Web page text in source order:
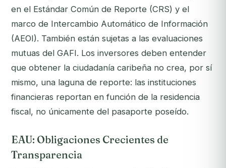
en el Estándar Común de Reporte (CRS) y el
marco de Intercambio Automático de Información
(AEOI). También están sujetas a las evaluaciones
mutuas del GAFI. Los inversores deben entender
que obtener la ciudadanía caribeña no crea, por sí
mismo, una laguna de reporte: las instituciones
financieras reportan en función de la residencia
fiscal, no únicamente del pasaporte poseído.
EAU: Obligaciones Crecientes de
Transparencia